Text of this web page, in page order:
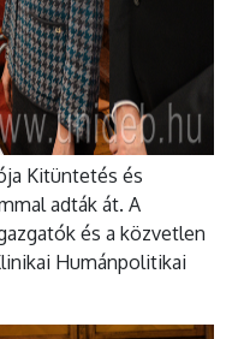
Kitüntetés és
adták át. A
és a közvetlen
Humánpolitikai